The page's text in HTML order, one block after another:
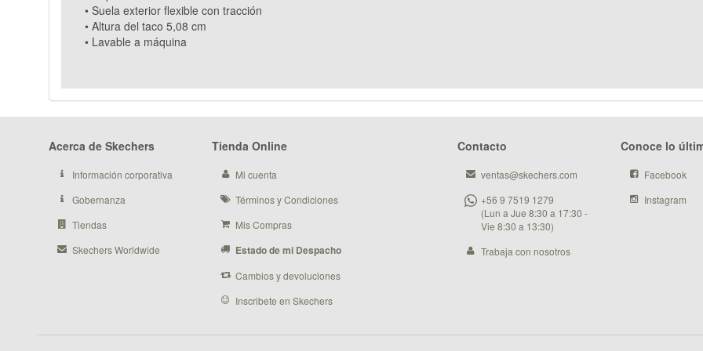
• Suela exterior flexible con tracción
• Altura del taco 5,08 cm
• Lavable a máquina
Acerca de Skechers
Información corporativa
Gobernanza
Tiendas
Skechers Worldwide
Tienda Online
Mi cuenta
Términos y Condiciones
Mis Compras
Estado de mi Despacho
Cambios y devoluciones
Inscribete en Skechers
Contacto
ventas@skechers.com
+56 9 7519 1279
(Lun a Jue 8:30 a 17:30 -
Vie 8:30 a 13:30)
Trabaja con nosotros
Conoce lo
Facebook
Instagram